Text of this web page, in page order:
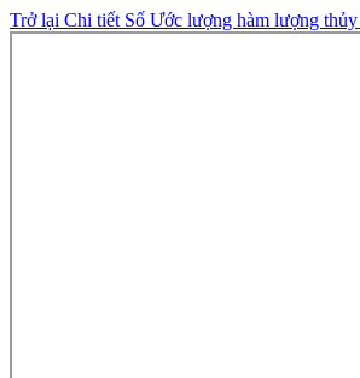
Trở lại Chi tiết Số Ước lượng hàm lượng